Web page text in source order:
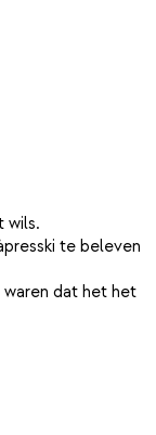
wils.
te beleven
dat het het